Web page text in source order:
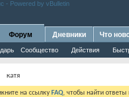
Форум
Сообщество Действия
Дневники Что
катя
на ссылку FAQ, чтобы найти